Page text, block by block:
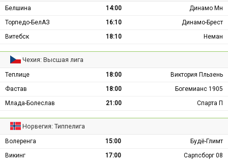
Белшина 14:00
Динамо Мн
Торпедо-БелАЗ
16:10
Динамо-Брест
Витебск
18:10 Неман
Чехия: Высшая лига
Теплице 18:00
Виктория Пльзень
Фастав
18:00
Богемианс 1905
Млада-Болеслав
21:00 Спарта П
Норвегия: Типпелига
Волеренга 15:00
Будё-Глимт
Викинг
17:00
Сарпсборг 08